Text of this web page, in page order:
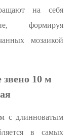
на себя
формируя
мозаикой
10 м
с длинноватым
в самых